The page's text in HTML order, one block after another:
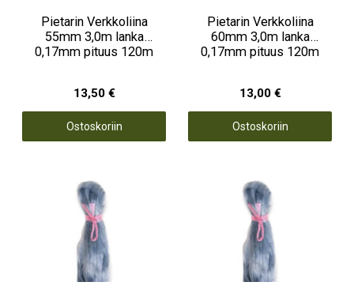
Pietarin Verkkoliina
55mm 3,0m lanka
0,17mm pituus 120m
13,50 €
Ostoskoriin
Pietarin Verkkoliina
60mm 3,0m lanka
0,17mm pituus 120m
13,00 €
Ostoskoriin